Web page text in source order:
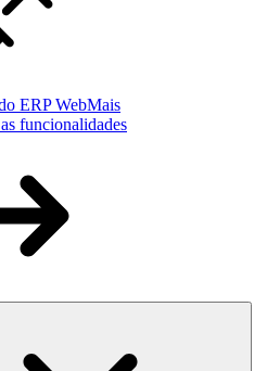
ERP WebMais
funcionalidades